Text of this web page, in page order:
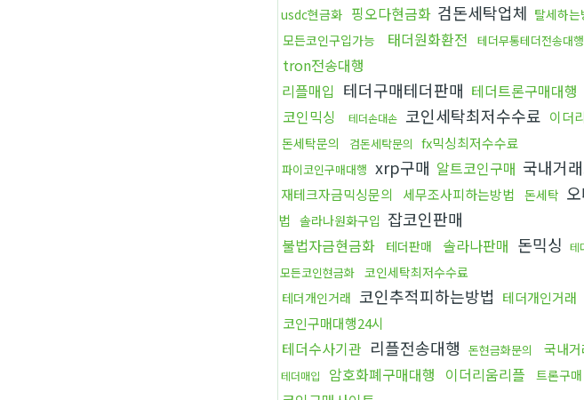
usdc현금화 핑오다현금화 검돈세탁업체 탈세하는
모든코인구입가능 태더원화환전 테더무통테더전송대행
tron전송대행
리플매입 테더구매테더판매 테더트론구매대행
코인믹싱 테더손대손 코인세탁최저수수료 이더
돈세탁문의 검돈세탁문의 fx믹싱최저수수료
파이코인구매대행 xrp구매 알트코인구매 국내거
재테크자금믹싱문의 세무조사피하는방법 돈세탁
법 솔라나원화구입 잡코인판매
불법자금현금화 테더판매 솔라나판매 돈믹싱 테
모든코인현금화 코인세탁최저수수료
테더개인거래 코인추적피하는방법 테더개인거래
코인구매대행24시
테더수사기관 리플전송대행 돈현금화문의 국내
테더매입 암호화폐구매대행 이더리움리플 트론구매